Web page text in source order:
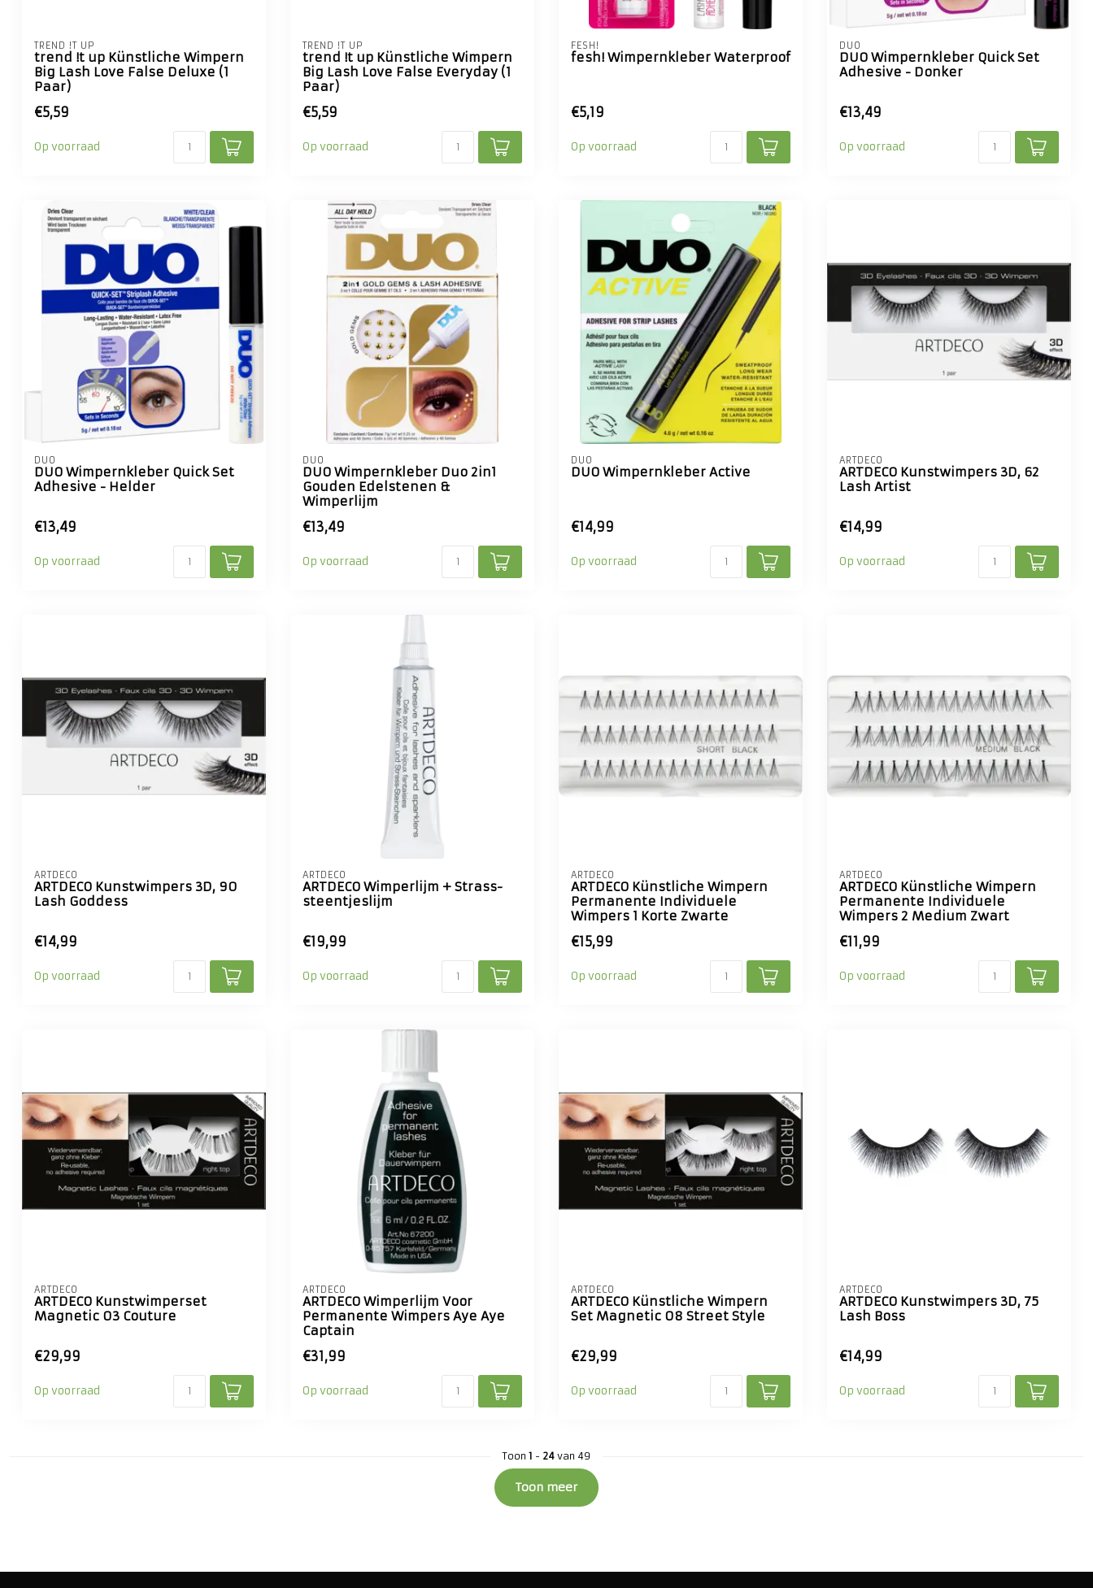
TREND !T UP
trend !t up Künstliche Wimpern
Big Lash Love False Deluxe (1
Paar)
€5,59
Op voorraad
TREND !T UP
trend !t up Künstliche Wimpern
Big Lash Love False Everyday (1
Paar)
€5,59
Op voorraad
FESH!
fesh! Wimpernkleber Waterproof
€5,19
Op voorraad
DUO
DUO Wimpernkleber Quick Set
Adhesive - Donker
€13,49
Op voorraad
DUO
DUO Wimpernkleber Quick Set
Adhesive - Helder
€13,49
Op voorraad
DUO
DUO Wimpernkleber Duo 2in1
Gouden Edelstenen &
Wimperlijm
€13,49
Op voorraad
DUO
DUO Wimpernkleber Active
€14,99
Op voorraad
ARTDECO
ARTDECO Kunstwimpers 3D, 62
Lash Artist
€14,99
Op voorraad
ARTDECO
ARTDECO Kunstwimpers 3D, 90
Lash Goddess
€14,99
Op voorraad
ARTDECO
ARTDECO Wimperlijm + Strass-
steentjeslijm
€19,99
Op voorraad
ARTDECO
ARTDECO Künstliche Wimpern
Permanente Individuele
Wimpers 1 Korte Zwarte
€15,99
Op voorraad
ARTDECO
ARTDECO Künstliche Wimpern
Permanente Individuele
Wimpers 2 Medium Zwart
€11,99
Op voorraad
ARTDECO
ARTDECO Kunstwimperset
Magnetic 03 Couture
€29,99
Op voorraad
ARTDECO
ARTDECO Wimperlijm Voor
Permanente Wimpers Aye Aye
Captain
€31,99
Op voorraad
ARTDECO
ARTDECO Künstliche Wimpern
Set Magnetic 08 Street Style
€29,99
Op voorraad
ARTDECO
ARTDECO Kunstwimpers 3D, 75
Lash Boss
€14,99
Op voorraad
Toon 1 - 24 van 49
Toon meer